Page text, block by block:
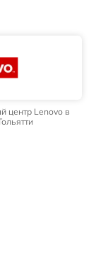
центр Lenovo в